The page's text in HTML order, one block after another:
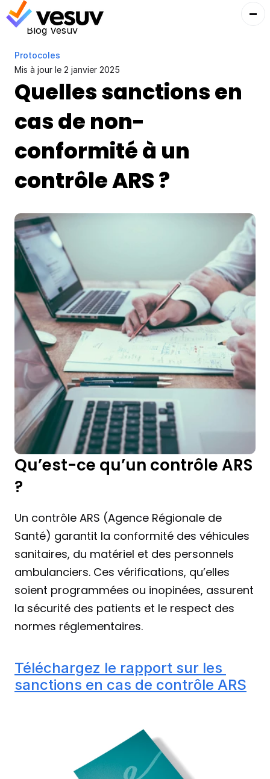
Blog Vesuv
Protocoles
Mis à jour le 2 janvier 2025
Quelles sanctions en
cas de non-
conformité à un
contrôle ARS ?
Qu’est-ce qu’un contrôle ARS
?
Un contrôle ARS (Agence Régionale de
Santé) garantit la conformité des véhicules
sanitaires, du matériel et des personnels
ambulanciers. Ces vérifications, qu’elles
soient programmées ou inopinées, assurent
la sécurité des patients et le respect des
normes réglementaires.
Téléchargez le rapport sur les
sanctions en cas de contrôle ARS